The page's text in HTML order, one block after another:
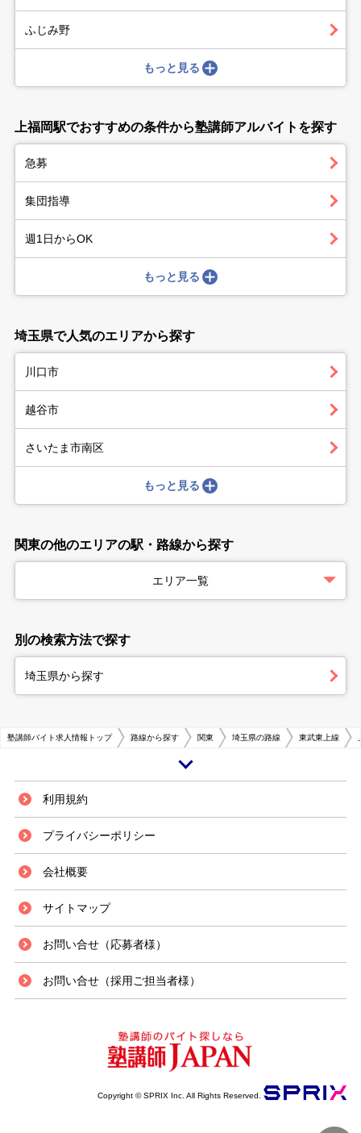
ふじみ野
もっと見る
上福岡駅でおすすめの条件から塾講師アルバイトを探す
急募
集団指導
週1日からOK
もっと見る
埼玉県で人気のエリアから探す
川口市
越谷市
さいたま市南区
もっと見る
関東の他のエリアの駅・路線から探す
エリア一覧
別の検索方法で探す
埼玉県から探す
塾講師バイト求人情報トップ 路線から探す 関東 埼玉県の路線 東武東上線
上福岡駅は東武東上線が通っており、副都心線や有楽町線への直通運転が行
交通の便が良くなり都市開発が進んでいる地域です。近年、マンションや新
たな住宅街の建設が増加傾向にあり、子供の数も増えてきている為、今後塾
に通う人数も多くなっていくことが見込まれます。 埼玉県内で大きな都市
である川越市や都内、またバスで川越線の通っている南古谷駅まで行けるこ
とから、埼玉県内に限らず都内や地方の学校など県を跨ぎ、複数の学校を受
験する学生も多くいます。高校の多い川越市にも自転車で行くことが可能
学校が多く立ち並んでいます。塾講師アルバイトの求人倍率は、他の大きな
都市に比べて低い傾向にある為応募すれば採用されやすいでしょう。
利用規約
プライバシーポリシー
会社概要
サイトマップ
お問い合せ（応募者様）
お問い合せ（採用ご担当者様）
Copyright © SPRIX Inc. All Rights Reserved.